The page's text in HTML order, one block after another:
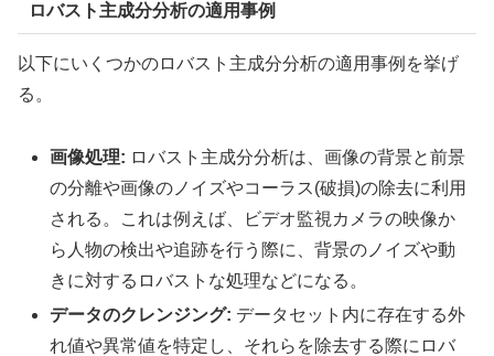
ロバスト主成分分析の適用事例
以下にいくつかのロバスト主成分分析の適用事例を挙げ
る。
画像処理: ロバスト主成分分析は、画像の背景と前景
の分離や画像のノイズやコーラス(破損)の除去に利用
される。これは例えば、ビデオ監視カメラの映像か
ら人物の検出や追跡を行う際に、背景のノイズや動
きに対するロバストな処理などになる。
データのクレンジング: データセット内に存在する外
れ値や異常値を特定し、それらを除去する際にロバ